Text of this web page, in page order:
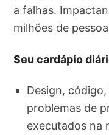
a falhas.
milhões de
Seu cardápio
Design,
problemas de
executados na